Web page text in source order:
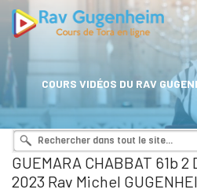
COURS VIDÉOS DU RAV
GUEMARA CHABBAT 61b
2023 Rav Michel